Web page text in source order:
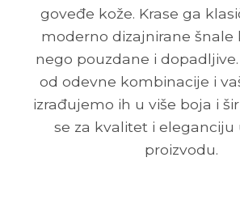
goveđe kože. Krase ga
moderno dizajnirane šnale
nego pouzdane i
od odevne kombinacije i
izrađujemo ih u više boja i
se za kvalitet i eleganciju
proizvodu.